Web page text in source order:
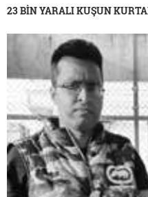
23 BİN YARALI KUŞUN